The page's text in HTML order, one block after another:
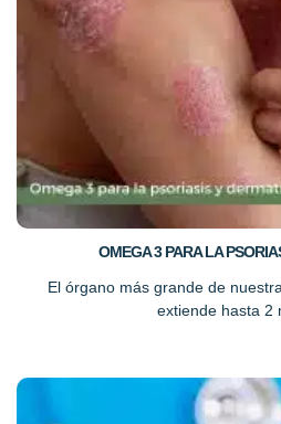
OMEGA 3 PARA LA
El órgano más grande de
extiende hasta 2